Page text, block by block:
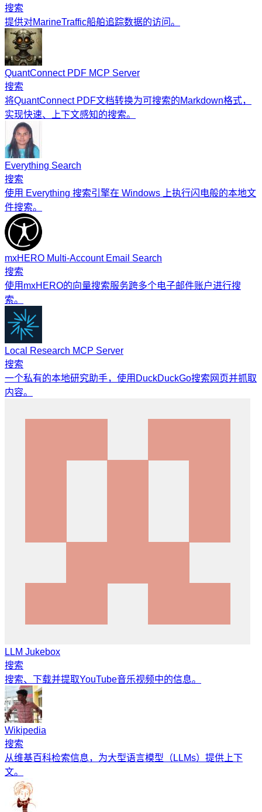
搜索
提供对MarineTraffic船舶追踪数据的访问。
QuantConnect PDF MCP Server
搜索
将QuantConnect PDF文档转换为可搜索的Markdown格式，
实现快速、上下文感知的搜索。
Everything Search
搜索
使用 Everything 搜索引擎在 Windows 上执行闪电般的本地文
件搜索。
mxHERO Multi-Account Email Search
搜索
使用mxHERO的向量搜索服务跨多个电子邮件账户进行搜
索。
Local Research MCP Server
搜索
一个私有的本地研究助手，使用DuckDuckGo搜索网页并抓取
内容。
LLM Jukebox
搜索
搜索、下载并提取YouTube音乐视频中的信息。
Wikipedia
搜索
从维基百科检索信息，为大型语言模型（LLMs）提供上下
文。